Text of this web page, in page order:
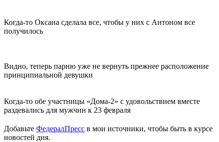
Когда-то Оксана сделала все, чтобы у них с Антоном все
получилось
Видно, теперь парню уже не вернуть прежнее расположение
принципиальной девушки
Когда-то обе участницы «Дома-2» с удовольствием вместе
раздевались для мужчин к 23 февраля
Добавьте ФедералПресс в мои источники, чтобы быть в курсе
новостей дня.